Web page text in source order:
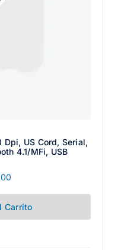
Dpi, US Cord, Serial,
4.1/MFi, USB
Carrito